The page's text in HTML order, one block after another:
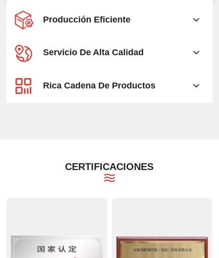
Producción Eficiente
Servicio De Alta Calidad
Rica Cadena De Productos
CERTIFICACIONES